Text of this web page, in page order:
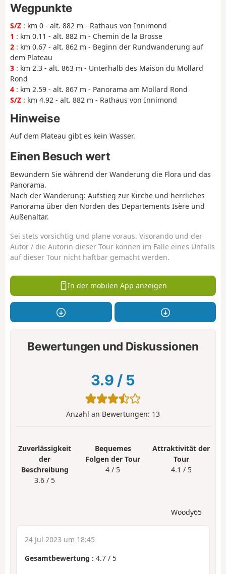
Wegpunkte
S/Z : km 0 - alt. 882 m - Rathaus von Innimond
1 : km 0.11 - alt. 882 m - Chemin de la Brosse
2 : km 0.67 - alt. 862 m - Beginn der Rundwanderung auf
dem Plateau
3 : km 2.3 - alt. 863 m - Unterhalb des Maison du Mollard
Rond
4 : km 2.59 - alt. 867 m - Panorama am Mollard Rond
S/Z : km 4.92 - alt. 882 m - Rathaus von Innimond
Hinweise
Auf dem Plateau gibt es kein Wasser.
Einen Besuch wert
Bewundern Sie während der Wanderung die Flora und das
Panorama.
Nach der Wanderung: Aufstieg zur Kirche und herrliches
Panorama über den Norden des Departements Isère und
Außenaltar.
Sei stets vorsichtig und plane voraus. Visorando und der
Autor / die Autorin dieser Tour können im Falle eines Unfalls
auf dieser Tour nicht haftbar gemacht werden.
In der mobilen App anzeigen
Bewertungen und Diskussionen
3.9 / 5
Anzahl an Bewertungen: 13
Zuverlässigkeit
der
Beschreibung
3.6 / 5
Bequemes
Folgen der Tour
4 / 5
Attraktivität der
Tour
4.1 / 5
Woody65
24 Jul 2023 um 18:45
Gesamtbewertung : 4.7 / 5